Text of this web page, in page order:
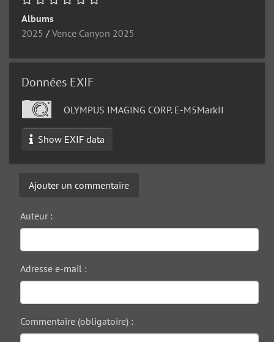
Albums
2025 / Vence Canyon 2025
Données EXIF
OLYMPUS IMAGING CORP. E-M5MarkII
Show EXIF data
Ajouter un commentaire
Auteur :
Adresse e-mail :
Commentaire (obligatoire) :